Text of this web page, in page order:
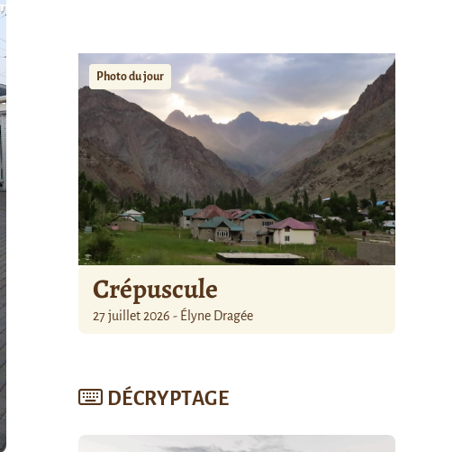
Photo du jour
Crépuscule
27 juillet 2026 - Élyne Dragée
DÉCRYPTAGE